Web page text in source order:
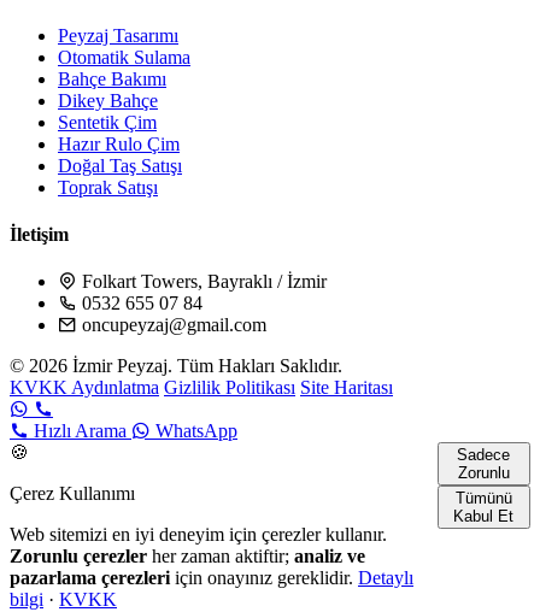
Peyzaj Tasarımı
Otomatik Sulama
Bahçe Bakımı
Dikey Bahçe
Sentetik Çim
Hazır Rulo Çim
Doğal Taş Satışı
Toprak Satışı
İletişim
Folkart Towers, Bayraklı / İzmir
0532 655 07 84
oncupeyzaj@gmail.com
© 2026 İzmir Peyzaj. Tüm Hakları Saklıdır.
KVKK Aydınlatma Gizlilik Politikası Site Haritası
Hızlı Arama
WhatsApp
🍪
Çerez Kullanımı
Web sitemizi en iyi deneyim için çerezler kullanır.
Zorunlu çerezler her zaman aktiftir; analiz ve
pazarlama çerezleri için onayınız gereklidir. Detaylı
bilgi · KVKK
Sadece
Zorunlu
Tümünü
Kabul Et